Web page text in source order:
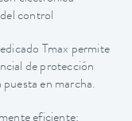
control
Tmax permite
de protección
en marcha.